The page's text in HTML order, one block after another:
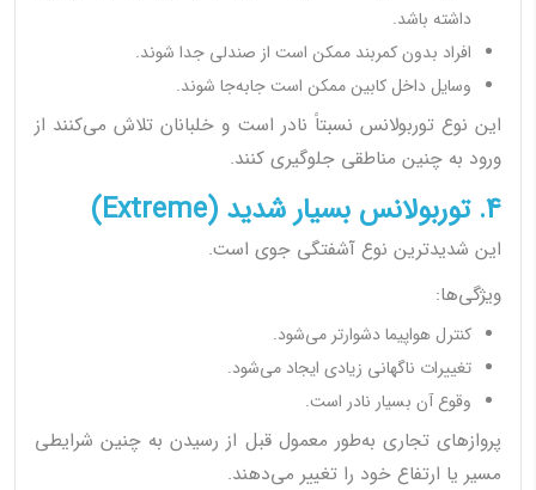
داشته باشد.
افراد بدون کمربند ممکن است از صندلی جدا شوند.
وسایل داخل کابین ممکن است جابه‌جا شوند.
این نوع توربولانس نسبتاً نادر است و خلبانان تلاش می‌کنند از
ورود به چنین مناطقی جلوگیری کنند.
4. توربولانس بسیار شدید (Extreme)
این شدیدترین نوع آشفتگی جوی است.
ویژگی‌ها:
کنترل هواپیما دشوارتر می‌شود.
تغییرات ناگهانی زیادی ایجاد می‌شود.
وقوع آن بسیار نادر است.
پروازهای تجاری به‌طور معمول قبل از رسیدن به چنین شرایطی
مسیر یا ارتفاع خود را تغییر می‌دهند.